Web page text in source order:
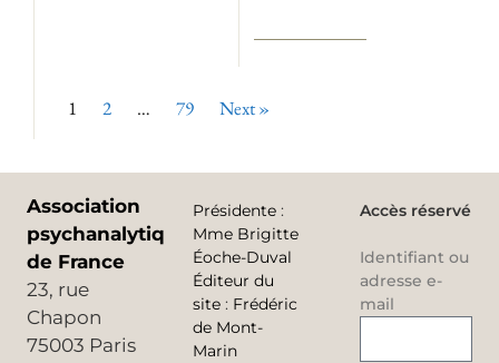
1 2 … 79 Next »
Association
psychanalytique
de France
23, rue
Chapon
75003 Paris
Présidente :
Mme Brigitte
Éoche-Duval
Éditeur du
site : Frédéric
de Mont-
Marin
Accès réservé
Identifiant ou
adresse e-
mail